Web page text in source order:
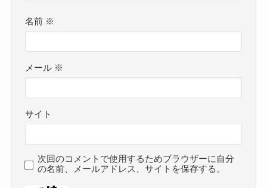
名前 ※
メール ※
サイト
次回のコメントで使用するためブラウザーに自分
の名前、メールアドレス、サイトを保存する。